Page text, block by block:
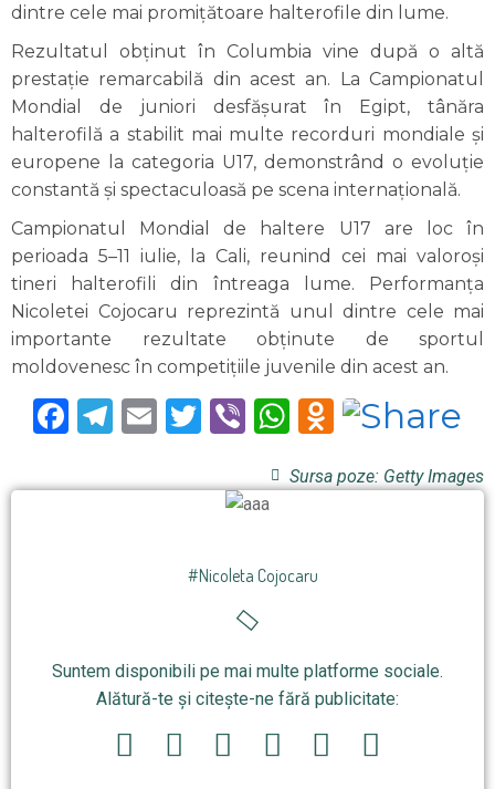
dintre cele mai promițătoare halterofile din lume.
Rezultatul obținut în Columbia vine după o altă
prestație remarcabilă din acest an. La Campionatul
Mondial de juniori desfășurat în Egipt, tânăra
halterofilă a stabilit mai multe recorduri mondiale și
europene la categoria U17, demonstrând o evoluție
constantă și spectaculoasă pe scena internațională.
Campionatul Mondial de haltere U17 are loc în
perioada 5–11 iulie, la Cali, reunind cei mai valoroși
tineri halterofili din întreaga lume. Performanța
Nicoletei Cojocaru reprezintă unul dintre cele mai
importante rezultate obținute de sportul
moldovenesc în competițiile juvenile din acest an.
Facebook
Telegram
EmailTwitter
ViberWhatsApp
Sursa poze: Getty Images
#Nicoleta Cojocaru
Suntem disponibili pe mai multe platforme sociale.
Alătură-te și citește-ne fără publicitate: